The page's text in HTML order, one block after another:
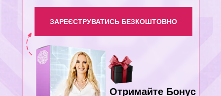
ЗАРЕЄСТРУВАТИСЬ БЕЗКОШТОВНО
Отримайте Бонус